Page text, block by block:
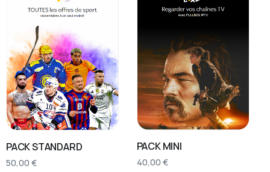
PACK STANDARD
50,00 €
PACK MINI
40,00 €